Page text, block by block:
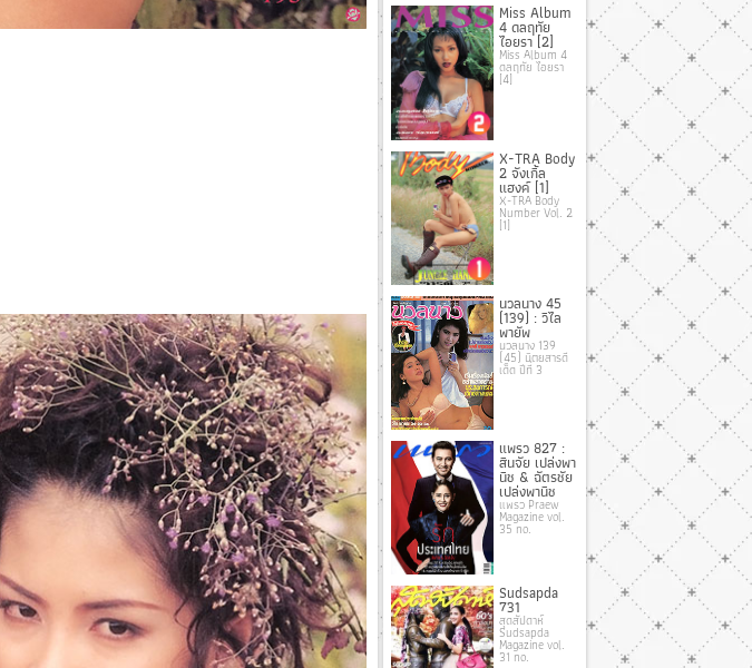
Miss Album
4 ดลฤทัย
ไอยรา [2]
Miss Album 4
ดลฤทัย ไอยรา
[4]
X-TRA Body
2 จังเกิ้ล
แฮงค์ [1]
X-TRA Body
Number Vol. 2
[1]
นวลนาง 45
(139) : วิไล
พายัพ
นวลนาง 139
(45) นิตยสารดี
เด็ด ปีที่ 3
แพรว 827 :
สินจัย เปล่งพา
นิช & ฉัตรชัย
เปล่งพานิช
แพรว Praew
Magazine vol.
35 no.
Sudsapda
731
สุดสัปดาห์
Sudsapda
Magazine vol.
31 no.